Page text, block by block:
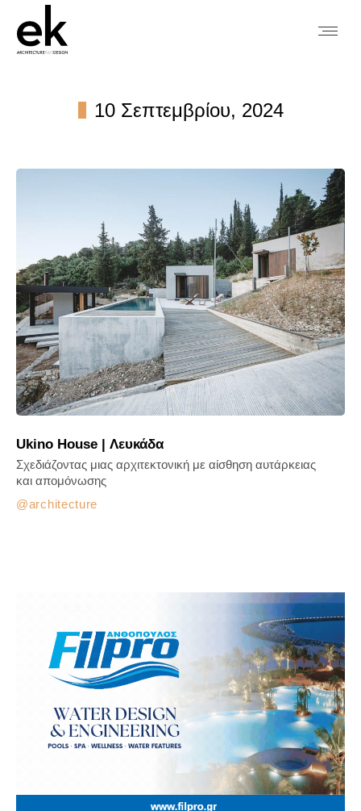
10 Σεπτεμβρίου, 2024
Ukino House | Λευκάδα
architecture
Σχεδιάζοντας μιας αρχιτεκτονική με αίσθηση αυτάρκειας
και απομόνωσης